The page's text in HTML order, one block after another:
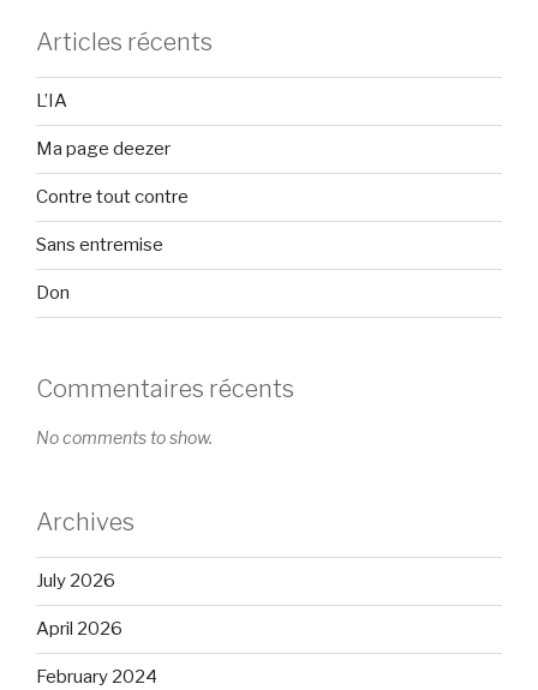
Articles récents
L’IA
Ma page deezer
Contre tout contre
Sans entremise
Don
Commentaires récents
No comments to show.
Archives
July 2026
April 2026
February 2024